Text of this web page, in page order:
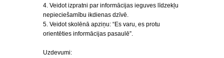
4. Veidot izpratni par informācijas ieguves līdzekļu
nepieciešamību ikdienas dzīvē.
5. Veidot skolēnā apziņu: “Es varu, es protu
orientēties informācijas pasaulē”.
Uzdevumi: